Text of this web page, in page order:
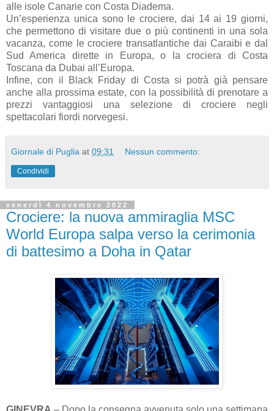
alle isole Canarie con Costa Diadema.
Un’esperienza unica sono le crociere, dai 14 ai 19 giorni,
che permettono di visitare due o più continenti in una sola
vacanza, come le crociere transatlantiche dai Caraibi e dal
Sud America dirette in Europa, o la crociera di Costa
Toscana da Dubai all’Europa.
Infine, con il Black Friday di Costa si potrà già pensare
anche alla prossima estate, con la possibilità di prenotare a
prezzi vantaggiosi una selezione di crociere negli
spettacolari fiordi norvegesi.
Giornale di Puglia at 09:31 Nessun commento:
Condividi
venerdì 4 novembre 2022
Crociere: la nuova ammiraglia MSC
World Europa salpa verso la cerimonia
di battesimo a Doha in Qatar